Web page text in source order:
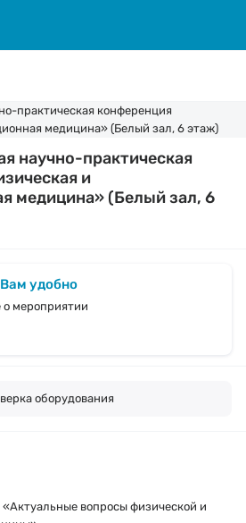
научно-практическая
и
медицина» (Белый зал, 6
Вам удобно
о мероприятии
оборудования
вопросы физической и